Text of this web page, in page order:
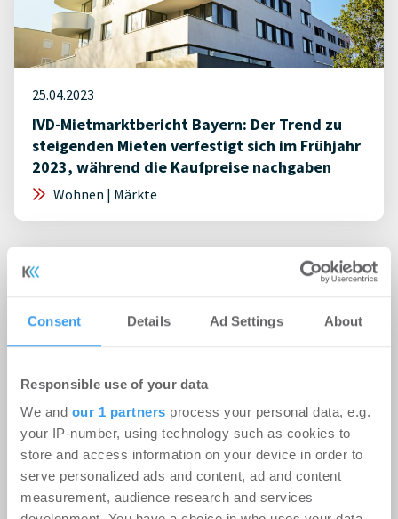
Consent Details Ad Settings About
Responsible use of your data
We and our 1 partners process your personal data, e.g.
your IP-number, using technology such as cookies to
store and access information on your device in order to
serve personalized ads and content, ad and content
measurement, audience research and services
25.04.2023
IVD-Mietmarktbericht Bayern: Der Trend zu
steigenden Mieten verfestigt sich im Frühjahr
2023, während die Kaufpreise nachgaben
Wohnen | Märkte
20.04.2023